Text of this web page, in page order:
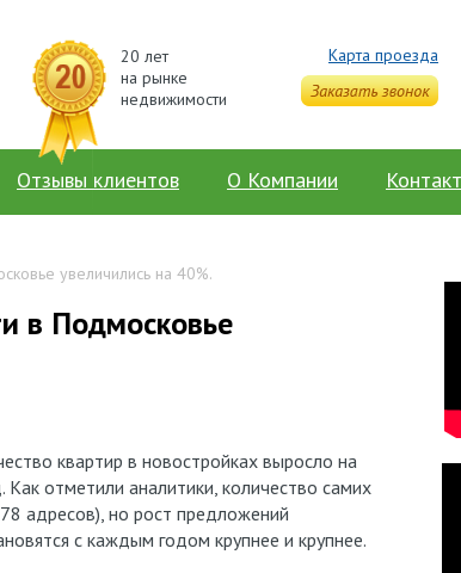
20 лет
на рынке
недвижимости
Карта проезда
Отзывы клиентов О Компании
увеличились на 40%.
в Подмосковье
квартир в новостройках выросло на
отметили аналитики, количество самих
адресов), но рост предложений
с каждым годом крупнее и крупнее.